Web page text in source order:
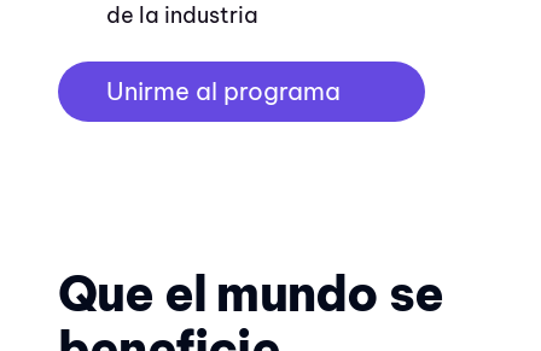
de la industria
Unirme al programa
Que el mundo se